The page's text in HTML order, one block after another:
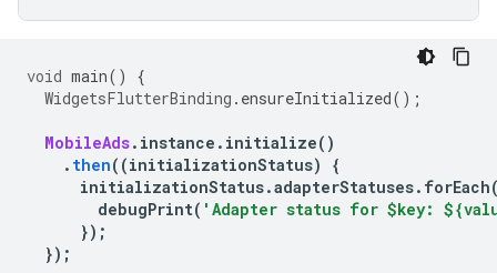
void main()
{
WidgetsFlutterBinding . ensureInitialized();
MobileAds. instance . initialize()
. then((initializationStatus)
{
initializationStatus.adapterStatuses. forEach
debugPrint( 'Adapter status for $key:
});
});